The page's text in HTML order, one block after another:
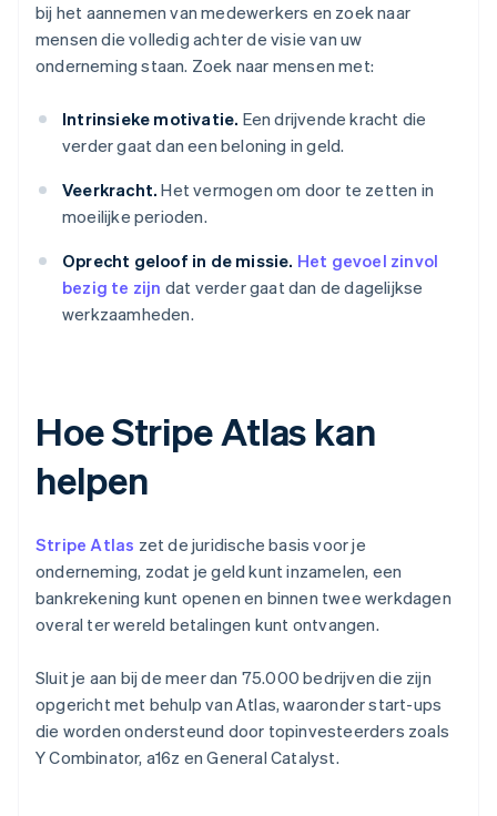
bij het aannemen van medewerkers en zoek naar
mensen die volledig achter de visie van uw
onderneming staan. Zoek naar mensen met:
Intrinsieke motivatie. Een drijvende kracht die
verder gaat dan een beloning in geld.
Veerkracht. Het vermogen om door te zetten in
moeilijke perioden.
Oprecht geloof in de missie. Het gevoel zinvol
bezig te zijn dat verder gaat dan de dagelijkse
werkzaamheden.
Hoe Stripe Atlas kan
helpen
Stripe Atlas zet de juridische basis voor je
onderneming, zodat je geld kunt inzamelen, een
bankrekening kunt openen en binnen twee werkdagen
overal ter wereld betalingen kunt ontvangen.
Sluit je aan bij de meer dan 75.000 bedrijven die zijn
opgericht met behulp van Atlas, waaronder start-ups
die worden ondersteund door topinvesteerders zoals
Y Combinator, a16z en General Catalyst.